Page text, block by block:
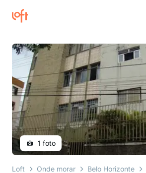
1 foto
Loft Onde morar Belo Horizonte